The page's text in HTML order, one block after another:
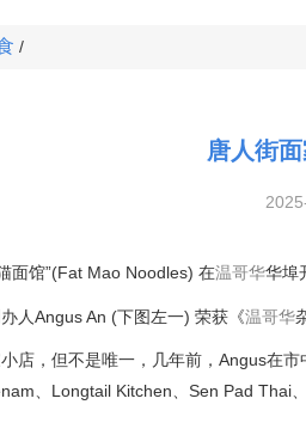
/
唐人街
面馆”(Fat Mao Noodles) 在温哥华华埠
人Angus An (下图左一) 荣获《温哥华
店，但不是唯一，几年前，Angus在
、Longtail Kitchen、Sen Pad Thai